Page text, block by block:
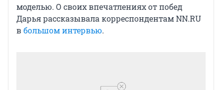
моделью. О своих впечатлениях от побед
Дарья рассказывала корреспондентам NN.RU
вбольшом интервью.